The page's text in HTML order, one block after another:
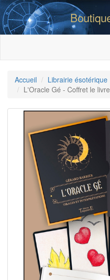
Accueil Librairie ésotérique
L'Oracle Gé - Coffret le